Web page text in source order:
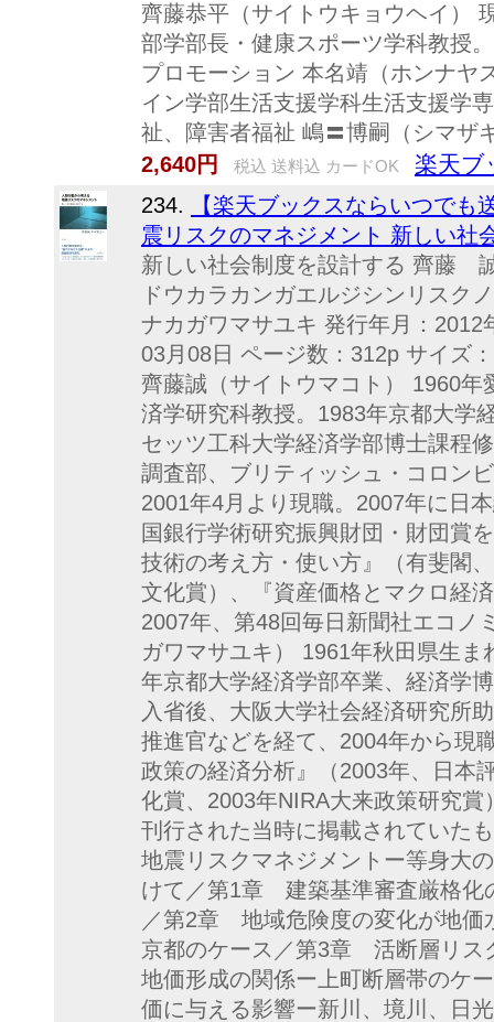
齊藤恭平（サイトウキョウヘイ）
部学部長・健康スポーツ学科教授
プロモーション 本名靖（ホンナヤ
イン学部生活支援学科生活支援学
祉、障害者福祉 嶋〓博嗣（シマザ
2,640円
税込 送料込 カードOK 楽天ブ
234.
【楽天ブックスならいつで
震リスクのマネジメント 新しい
新しい社会制度を設計する 齊藤
ドウカラカンガエルジシンリス
ナカガワマサユキ 発行年月：
03月08日 ページ数：312p サイズ
齊藤誠（サイトウマコト） 1960
済学研究科教授。1983年京都大学
セッツ工科大学経済学部博士課程
調査部、ブリティッシュ・コロン
2001年4月より現職。2007年に日
国銀行学術研究振興財団・財団賞
技術の考え方・使い方』（有斐閣
文化賞）、『資産価格とマクロ経
2007年、第48回毎日新聞社エコノ
ガワマサユキ） 1961年秋田県生
年京都大学経済学部卒業、経済学
入省後、大阪大学社会経済研究所
推進官などを経て、2004年から現
政策の経済分析』（2003年、日本
化賞、2003年NIRA大来政策研究
刊行された当時に掲載されていた
地震リスクマネジメントー等身大
けて／第1章 建築基準審査厳格化
／第2章 地域危険度の変化が地価
京都のケース／第3章 活断層リス
地価形成の関係ー上町断層帯のケ
価に与える影響ー新川、境川、日